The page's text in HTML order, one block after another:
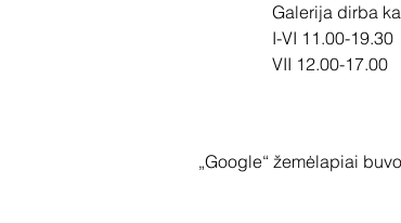
Galerija dirba
I-VI 11.00-19.30
VII 12.00-17.00
„Google“ žemėlapiai